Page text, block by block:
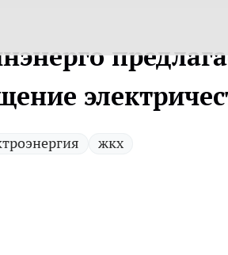
жкх